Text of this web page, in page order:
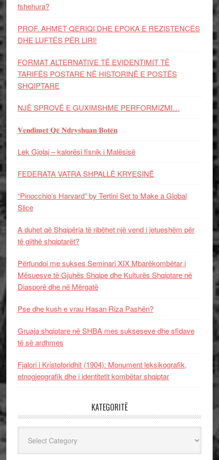
fshehura?
PROF. AHMET QERIQI DHE EPOKA E REZISTENCЁS
DHE LUFTЁS PЁR LIRI!
FORMAT ALTERNATIVE TË EVIDENTIMIT TË
TARIFËS POSTARE NË HISTORINË E POSTËS
SHQIPTARE
NJË SPROVË E GUXIMSHME PERFORMIZMI…
𝐕𝐞𝐧𝐝𝐢𝐦𝐞𝐭 𝐐𝐞̈ 𝐍𝐝𝐫𝐲𝐬𝐡𝐮𝐚𝐧 𝐁𝐨𝐭𝐞̈𝐧
Lek Gjolaj – kalorësi fisnik i Malësisë
FEDERATA VATRA SHPALLË KRYESINË
“Pinocchio’s Harvard” by Tertini Set to Make a Global
Slice
A duhet që Shqipëria të ribëhet një vend i jetueshëm për
të gjithë shqiptarët?
Përfundoi me sukses Seminari XIX Mbarëkombëtar i
Mësuesve të Gjuhës Shqipe dhe Kulturës Shqiptare në
Diasporë dhe në Mërgatë
Pse dhe kush e vrau Hasan Riza Pashën?
Gruaja shqiptare në SHBA mes sukseseve dhe sfidave
të së ardhmes
Fjalori i Kristoforidhit (1904): Monument leksikografik,
etnogjeografik dhe i identitetit kombëtar shqiptar
KATEGORITË